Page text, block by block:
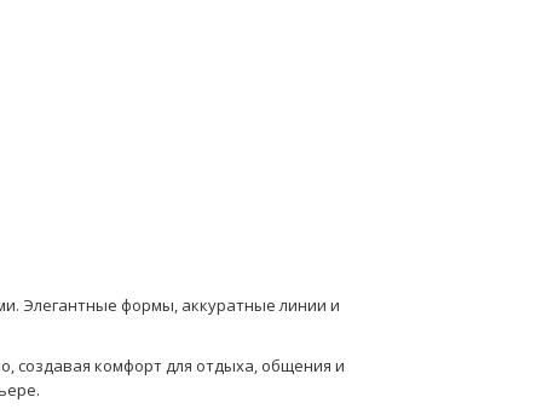
Элегантные формы, аккуратные линии и
создавая комфорт для отдыха, общения и